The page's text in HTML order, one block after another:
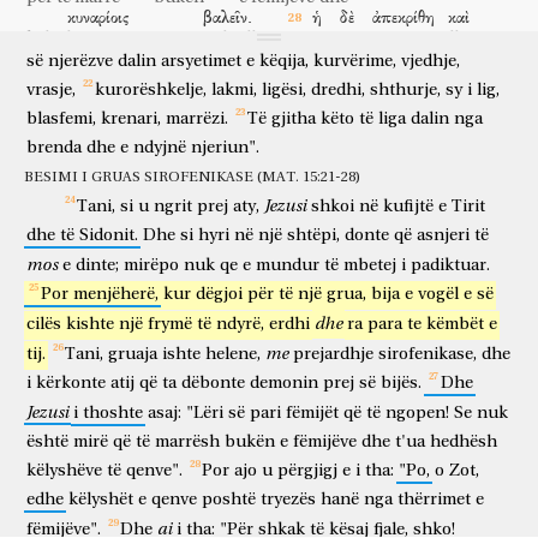
κυναρίοις
βαλεῖν. ἡ δὲ ἀπεκρίθη καὶ
λέγει
thotë
αὐτῷ,
atij
ναί, Κύριε,
o Zot
καὶ
edhe
τὰ κυνάρια
këlyshët e qenve
ὑποκάτω
poshtë
τραπέζης
tryezës
ἐσθίουσιν
hanë
ἀπὸ
nga
τῶν ψιχίων
thërrimet
τῶν παιδίων.
e fëmijëve
καὶ
dhe
εἶπεν
tha
αὐτῇ, διὰ τοῦτον
të kësaj
τὸν λόγον,
δαιμόνιον,
demoni
ἐκ
prej
τῆς θυγατρός
bijës
σου.
sate
καὶ
dhe
ἀπελθοῦσα
kur shkoi në
shtëpinë
αὐτῆς,
e saj
εὗρεν
gjeti
τὸ παιδίον
fëmijën hedhur mbi
τὴν
dyshekun
καὶ
dhe
τὸ δαιμόνιον
demonin
ἐξεληλυθός.
duke pasë dalë
καὶ
dhe
πάλιν
përsëri
ἐξελθὼν
kur doli
ἐκ
prej
τῶν ὁρίων
kufijve
Τύρου,
të Tirit
ἦλθεν
shkoi
διὰ
përmes
Σιδῶνος
Sidonit
εἰς
drejt
τὴν θάλασσαν τῆς Γαλιλαίας,
të Galilesë
ἀνὰ μέσον τῶν
ὁρίων
kufijve
Δεκαπόλεως.
të Dekapolit
καὶ
dhe
φέρουσιν
sjellin
αὐτῷ
atij
κωφὸν
të shurdhër
καὶ
dhe
μογιλάλον,
të belbët
καὶ
dhe
παρακαλοῦσιν
përgjërojnë
αὐτὸν
atë që
ἐπιθῇ
të vërë sipër
αὐτῷ
atij
χεῖρα.
dorën
καὶ
dhe
ἀπολαβόμενος
kur mori mënjanë
αὐτὸν
atë
ἀπὸ
nga
τοῦ ὄχλου
turma
κατ’
më
ἰδίαν,
ἔβαλεν
vuri
τοὺς δακτύλους
gishtat
αὐτοῦ
e tij
εἰς
në
τὰ ὦτα
veshët
αὐτοῦ,
e tij
καὶ
dhe
është ajo që njeriun. Sepse
zemrës
së njerëzve dalin arsyetimet e këqija, kurvërime, vjedhje,
vrasje,
kurorëshkelje, lakmi, ligësi, dredhi, shthurje, sy i lig,
blasfemi, krenari, marrëzi. Të gjitha këto të liga dalin nga
brenda dhe e ndyjnë njeriun".
BESIMI I GRUAS SIROFENIKASE (MAT. 15:21-28)
Tani, si u ngrit prej aty, Jezusi shkoi në kufijtë e Tirit
dhe të Sidonit. Dhe si hyri në një shtëpi, donte që asnjeri të
mos e dinte; mirëpo nuk qe e mundur të mbetej i padiktuar.
Por menjëherë, kur dëgjoi për të një grua, bija e vogël e së
cilës kishte një frymë të ndyrë, erdhi dhe ra para te këmbët e
tij.
Tani, gruaja ishte helene, me prejardhje sirofenikase, dhe
i kërkonte atij që ta dëbonte demonin prej së bijës. Dhe
Jezusi i thoshte asaj: "Lëri së pari fëmijët që të ngopen! Se nuk
është mirë që të marrësh bukën e fëmijëve dhe t'ua hedhësh
këlyshëve të qenve". Por ajo u përgjigj e i tha: "Po, o Zot,
edhe këlyshët e qenve poshtë tryezës hanë nga thërrimet e
fëmijëve".
Dhe ai i tha: "Për shkak të kësaj fjale, shko!